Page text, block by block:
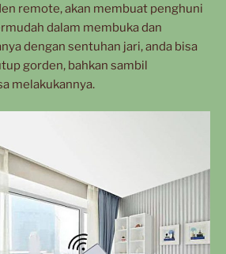
remote, akan membuat penghuni
dalam membuka dan
dengan sentuhan jari, anda bisa
gorden, bahkan sambil
melakukannya.